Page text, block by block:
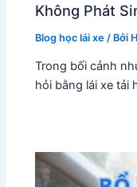
Không Phát
Blog học lái xe / Bởi
Trong bối cảnh
hỏi bằng lái xe tải